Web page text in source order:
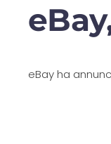
eBay ha